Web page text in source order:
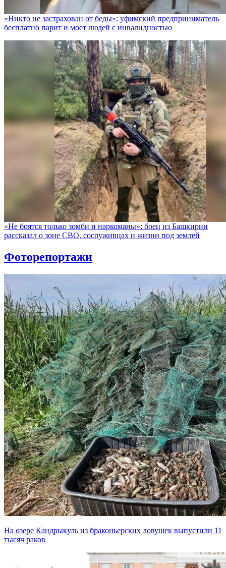
«Никто не заcтрахован от беды»: уфимский предприниматель
бесплатно парит и моет людей с инвалидностью
«Не боятся только зомби и наркоманы»: боец из Башкирии
рассказал о зоне СВО, сослуживцах и жизни под землей
Фоторепортажи
На озере Кандрыкуль из браконьерских ловушек выпустили 11
тысяч раков